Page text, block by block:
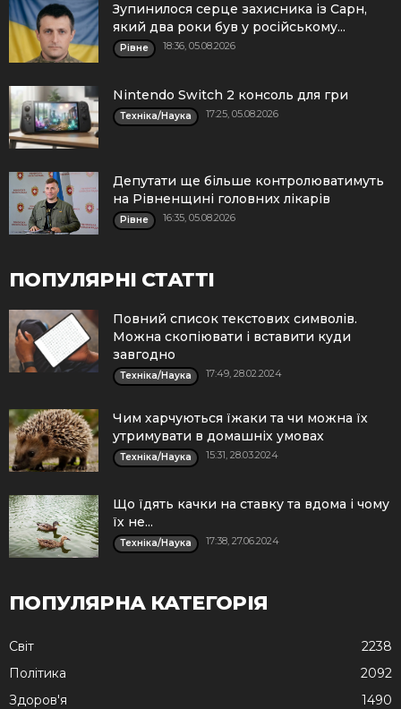
Зупинилося серце захисника із Сарн,
який два роки був у російському...
Рівне 18:36, 05.08.2026
Nintendo Switch 2 консоль для гри
Техніка/Наука 17:25, 05.08.2026
Депутати ще більше контролюватимуть
на Рівненщині головних лікарів
Рівне 16:35, 05.08.2026
ПОПУЛЯРНІ СТАТТІ
Повний список текстових символів.
Можна скопіювати і вставити куди
завгодно
Техніка/Наука 17:49, 28.02.2024
Чим харчуються їжаки та чи можна їх
утримувати в домашніх умовах
Техніка/Наука 15:31, 28.03.2024
Що їдять качки на ставку та вдома і чому
їх не...
Техніка/Наука 17:38, 27.06.2024
ПОПУЛЯРНА КАТЕГОРІЯ
Cвіт
2238
Політика
2092
Здоров'я
1490